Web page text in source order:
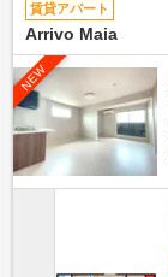
賃貸アパート
Arrivo Maia
NEW